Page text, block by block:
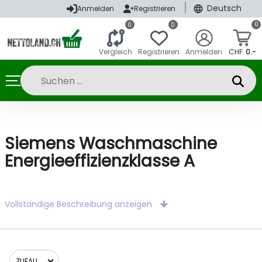
Anmelden Registrieren Deutsch
0
Vergleich
0
Registrieren Anmelden
0
CHF 0.-
Siemens Waschmaschine
Energieeffizienzklasse A
Vollständige Beschreibung anzeigen